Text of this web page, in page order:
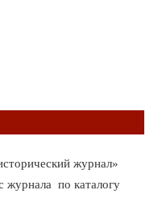
журнал»
журнала по каталогу